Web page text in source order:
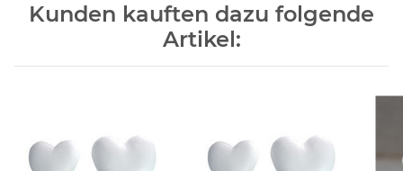
Kunden kauften dazu folgende
Artikel: